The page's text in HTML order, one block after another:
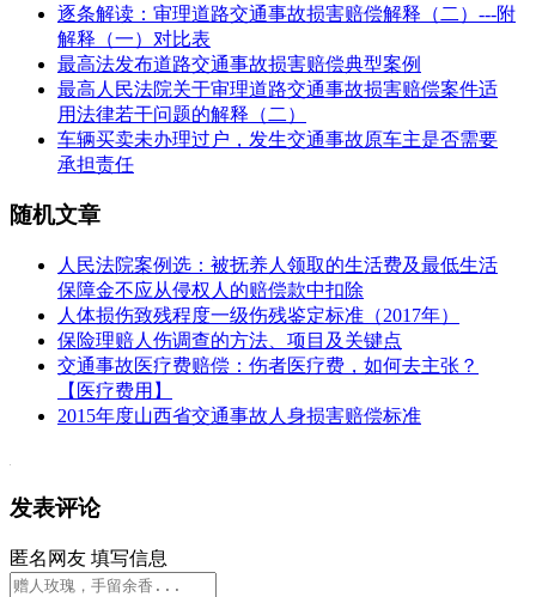
逐条解读：审理道路交通事故损害赔偿解释（二）---附
解释（一）对比表
最高法发布道路交通事故损害赔偿典型案例
最高人民法院关于审理道路交通事故损害赔偿案件适
用法律若干问题的解释（二）
车辆买卖未办理过户，发生交通事故原车主是否需要
承担责任
随机文章
人民法院案例选：被抚养人领取的生活费及最低生活
保障金不应从侵权人的赔偿款中扣除
人体损伤致残程度一级伤残鉴定标准（2017年）
保险理赔人伤调查的方法、项目及关键点
交通事故医疗费赔偿：伤者医疗费，如何去主张？
【医疗费用】
2015年度山西省交通事故人身损害赔偿标准
发表评论
匿名网友 填写信息